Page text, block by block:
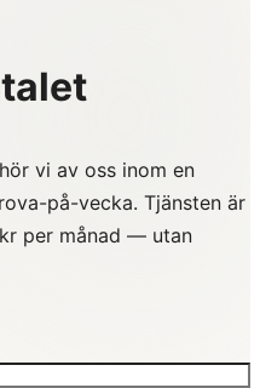
vi av oss inom en
på-vecka. Tjänsten är
per månad — utan